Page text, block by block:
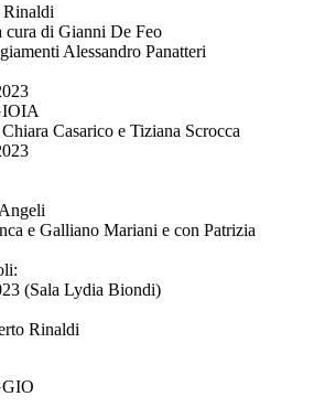
Rinaldi
cura di Gianni De Feo
Alessandro Panatteri
Casarico e Tiziana Scrocca
e Galliano Mariani e con Patrizia
(Sala Lydia Biondi)
Rinaldi